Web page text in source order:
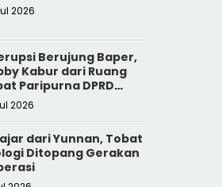
2026
Berujung Baper,
Kabur dari Ruang
Paripurna DPRD
2026
dari Yunnan, Tobat
Ditopang Gerakan